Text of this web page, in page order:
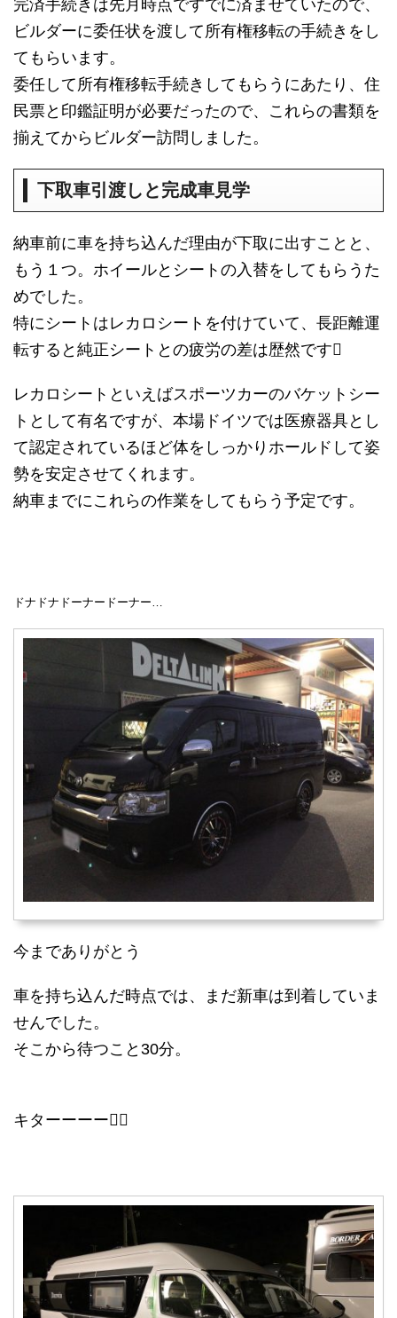
完済手続きは先月時点ですでに済ませていたので、
ビルダーに委任状を渡して所有権移転の手続きをし
てもらいます。
委任して所有権移転手続きしてもらうにあたり、住
民票と印鑑証明が必要だったので、これらの書類を
揃えてからビルダー訪問しました。
下取車引渡しと完成車見学
納車前に車を持ち込んだ理由が下取に出すことと、
もう１つ。ホイールとシートの入替をしてもらうた
めでした。
特にシートはレカロシートを付けていて、長距離運
転すると純正シートとの疲労の差は歴然です
レカロシートといえばスポーツカーのバケットシー
トとして有名ですが、本場ドイツでは医療器具とし
て認定されているほど体をしっかりホールドして姿
勢を安定させてくれます。
納車までにこれらの作業をしてもらう予定です。
ドナドナドーナードーナー…
今までありがとう
車を持ち込んだ時点では、まだ新車は到着していま
せんでした。
そこから待つこと30分。
キターーーー